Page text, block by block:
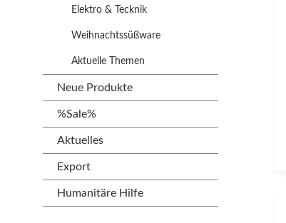
Elektro & Tecknik
Weihnachtssüßware
Aktuelle Themen
Neue Produkte
%Sale%
Aktuelles
Export
Humanitäre Hilfe